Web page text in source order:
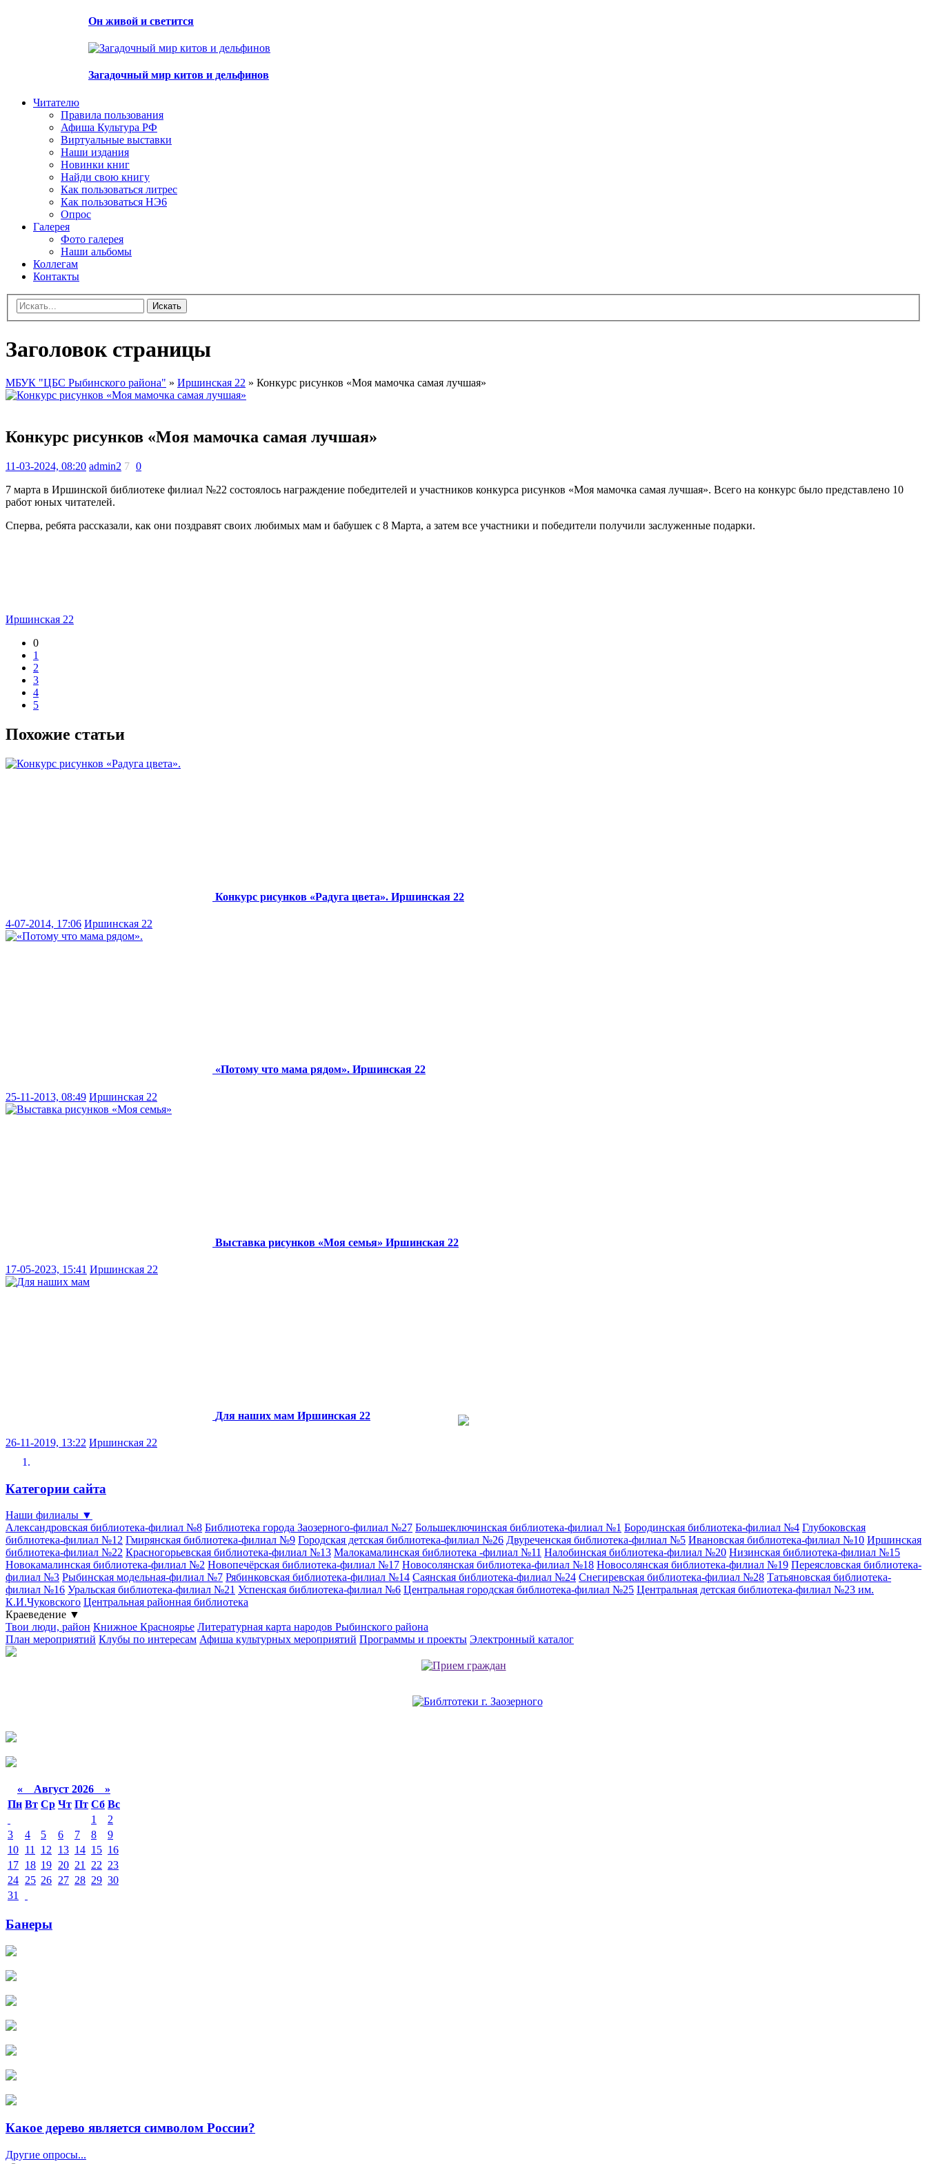
Он живой и светится
Загадочный мир китов и дельфинов
Читателю
Правила пользования
Афиша Культура РФ
Виртуальные выставки
Наши издания
Новинки книг
Найди свою книгу
Как пользоваться литрес
Как пользоваться НЭ6
Опрос
Галерея
Фото галерея
Наши альбомы
Коллегам
Контакты
Искать
Заголовок страницы
МБУК "ЦБС Рыбинского района" » Иршинская 22 » Конкурс рисунков «Моя мамочка самая лучшая»
Конкурс рисунков «Моя мамочка самая лучшая»
11-03-2024, 08:20 admin2 7 0
7 марта в Иршинской библиотеке филиал №22 состоялось награждение победителей и участников конкурса рисунков «Моя мамочка самая лучшая». Всего на конкурс было представлено 10
работ юных читателей.
Сперва, ребята рассказали, как они поздравят своих любимых мам и бабушек с 8 Марта, а затем все участники и победители получили заслуженные подарки.
Иршинская 22
0
1
2
3
4
5
Похожие статьи
Конкурс рисунков «Радуга цвета». Иршинская 22
4-07-2014, 17:06 Иршинская 22
«Потому что мама рядом». Иршинская 22
25-11-2013, 08:49 Иршинская 22
Выставка рисунков «Моя семья» Иршинская 22
17-05-2023, 15:41 Иршинская 22
Для наших мам Иршинская 22
26-11-2019, 13:22 Иршинская 22
Категории сайта
Наши филиалы ▼
Александровская библиотека-филиал №8 Библиотека города Заозерного-филиал №27 Большеключинская библиотека-филиал №1 Бородинская библиотека-филиал №4 Глубоковская
библиотека-филиал №12 Гмирянская библиотека-филиал №9 Городская детская библиотека-филиал №26 Двуреченская библиотека-филиал №5 Ивановская библиотека-филиал №10 Иршинская
библиотека-филиал №22 Красногорьевская библиотека-филиал №13 Малокамалинская библиотека -филиал №11 Налобинская библиотека-филиал №20 Низинская библиотека-филиал №15
Новокамалинская библиотека-филиал №2 Новопечёрская библиотека-филиал №17 Новосолянская библиотека-филиал №18 Новосолянская библиотека-филиал №19 Переясловская библиотека-
филиал №3 Рыбинская модельная-филиал №7 Рябинковская библиотека-филиал №14 Саянская библиотека-филиал №24 Снегиревская библиотека-филиал №28 Татьяновская библиотека-
филиал №16 Уральская библиотека-филиал №21 Успенская библиотека-филиал №6 Центральная городская библиотека-филиал №25 Центральная детская библиотека-филиал №23 им.
К.И.Чуковского Центральная районная библиотека
Краеведение ▼
Твои люди, район Книжное Красноярье Литературная карта народов Рыбинского района
План мероприятий Клубы по интересам Афиша культурных мероприятий Программы и проекты Электронный каталог
« Август 2026 »
Пн Вт Ср Чт Пт Сб Вс
1
2
3
4 5 6 7 8
9
10 11 12 13 14 15 16
17 18 19 20 21 22 23
24 25 26 27 28 29 30
31
Банеры
Какое дерево является символом России?
Другие опросы...